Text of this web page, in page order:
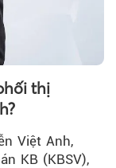
thị
Việt Anh,
KB (KBSV),